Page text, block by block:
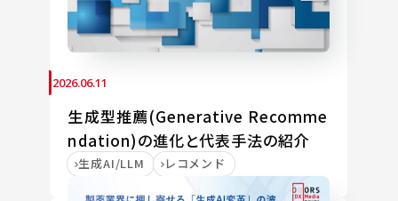
2026.06.11
生成型推薦(Generative Recomme
ndation)の進化と代表手法の紹介
生成AI/LLM レコメンド